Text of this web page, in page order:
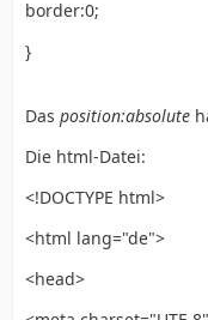
border:0;
}
Das position:absolute
Die html-Datei:
<!DOCTYPE html>
<html lang="de">
<head>